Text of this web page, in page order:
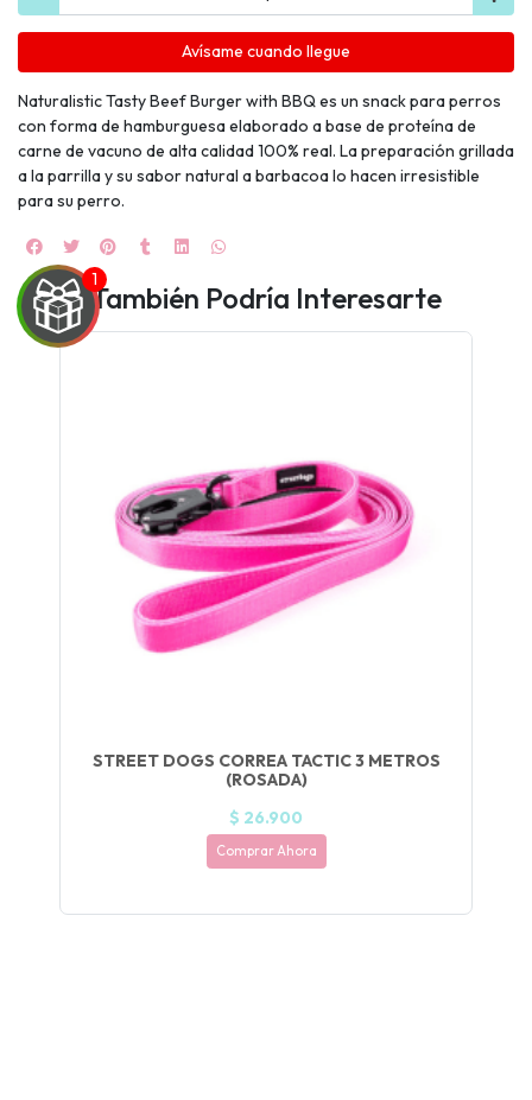
JUGAR
Avísame cuando llegue
Naturalistic Tasty Beef Burger with BBQ es un snack para perros
con forma de hamburguesa elaborado a base de proteína de
carne de vacuno de alta calidad 100% real. La preparación grillada
a la parrilla y su sabor natural a barbacoa lo hacen irresistible
para su perro.
También Podría Interesarte
STREET DOGS CORREA TACTIC 3 METROS
(ROSADA)
$ 26.900
Comprar Ahora